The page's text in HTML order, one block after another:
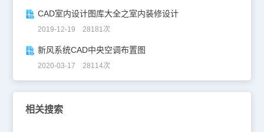
CAD室内设计图库大全之室内装修设计
2019-12-19 28181次
新风系统CAD中央空调布置图
2020-03-17 28114次
相关搜索